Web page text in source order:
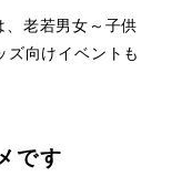
老若男女～子供
ズ向けイベントも
です